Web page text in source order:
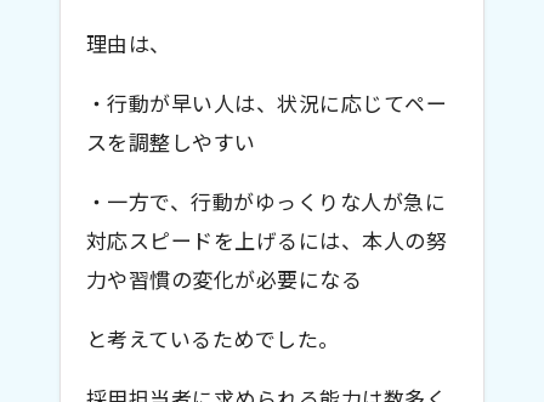
理由は、
・行動が早い人は、状況に応じてペー
スを調整しやすい
・一方で、行動がゆっくりな人が急に
対応スピードを上げるには、本人の努
力や習慣の変化が必要になる
と考えているためでした。